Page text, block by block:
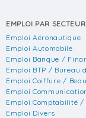
EMPLOI PAR SECTEUR
Emploi Aéronautique
Emploi Automobile
Emploi Banque /
Emploi BTP / Bureau
Emploi Coiffure /
Emploi
Emploi Comptabilité /
Emploi Divers